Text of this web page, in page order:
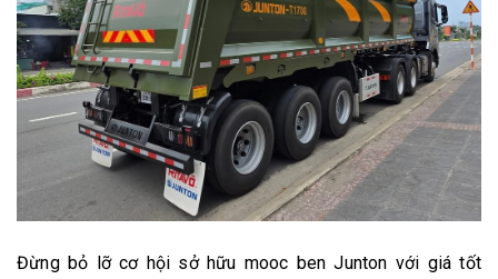
Đừng bỏ lỡ cơ hội sở hữu mooc ben Junton với giá tốt